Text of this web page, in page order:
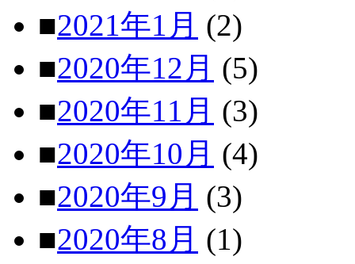
■2021年1月 (2)
■2020年12月 (5)
■2020年11月 (3)
■2020年10月 (4)
■2020年9月 (3)
■2020年8月 (1)